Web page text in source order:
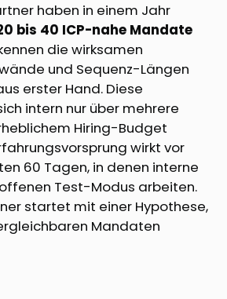
haben in einem Jahr
bis 40 ICP-nahe Mandate
die wirksamen
und Sequenz-Längen
erster Hand. Diese
intern nur über mehrere
Hiring-Budget
wirkt vor
60 Tagen, in denen interne
Test-Modus arbeiten.
startet mit einer Hypothese,
Mandaten